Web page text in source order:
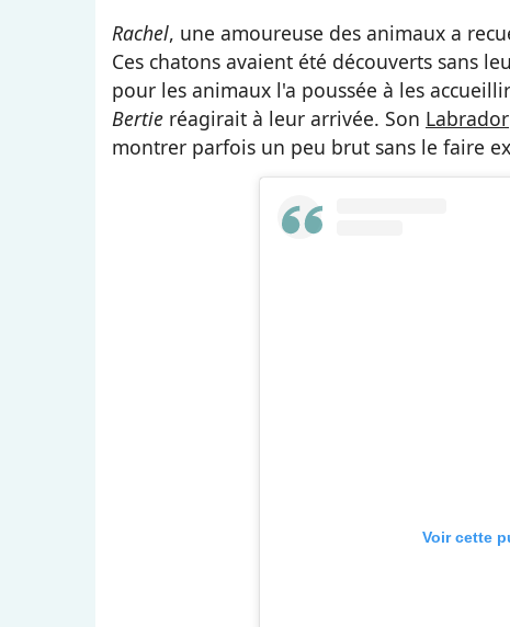
Rachel, une amoureuse des animaux a
Ces chatons avaient été découverts sans
pour les animaux l'a poussée à les
Bertie réagirait à leur arrivée. Son Labrador
montrer parfois un peu brut sans le faire
Voir cette